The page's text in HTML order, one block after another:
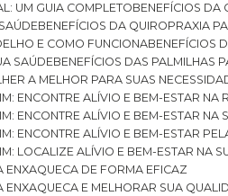
UM GUIA COMPLETO
BENEFÍCIOS
BENEFÍCIOS DA QUIROPRAXIA
E COMO FUNCIONA
BENEFÍCIOS
SAÚDE
BENEFÍCIOS DAS PALMILHAS
A MELHOR PARA SUAS
ENCONTRE ALÍVIO E BEM-ESTAR NA
ENCONTRE ALÍVIO E BEM-ESTAR NA
ENCONTRE ALÍVIO E BEM-ESTAR
LOCALIZE ALÍVIO E BEM-ESTAR NA
ENXAQUECA DE FORMA EFICAZ
ENXAQUECA E MELHORAR SUA